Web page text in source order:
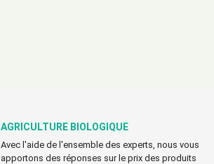
AGRICULTURE BIOLOGIQUE
Avec l'aide de l'ensemble des experts, nous vous
apportons des réponses sur le prix des produits